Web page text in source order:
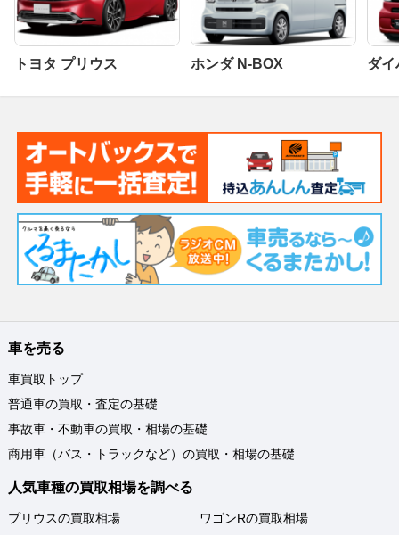
トヨタ プリウス ホンダ N-BOX ダイ
車を売る
車買取トップ
普通車の買取・査定の基礎
事故車・不動車の買取・相場の基礎
商用車（バス・トラックなど）の買取・相場の基礎
人気車種の買取相場を調べる
プリウスの買取相場
ワゴンRの買取相場